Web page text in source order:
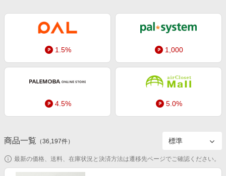
百貨店・総合ECモール
ファッション・インナー・小物
食品・スイーツ・お酒
日用品・キッチン用品
コスメ・健康・医薬品
キッズ・ベビー用品
家電・PC・スマホ・カメラ
インテリア・寝具
初回購入者限定特典
電子書籍特集
楽天サービス特集
旅行特集
わくわく夏特集
友達紹介
楽天IDでログイン/会員登録
1.5% 1,000
4.5% 5.0%
商品一覧 （36,197件）
最新の価格、送料、在庫状況と決済方法は遷移先ページでご確認ください。